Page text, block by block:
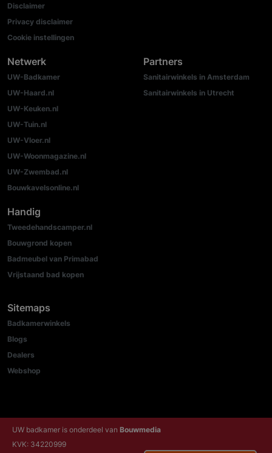
Disclaimer
Privacy disclaimer
Cookie instellingen
Netwerk
UW-Badkamer
UW-Haard.nl
UW-Keuken.nl
UW-Tuin.nl
UW-Vloer.nl
UW-Woonmagazine.nl
UW-Zwembad.nl
Bouwkavelsonline.nl
Partners
Sanitairwinkels in Amsterdam
Sanitairwinkels in Utrecht
Handig
Tweedehandscamper.nl
Bouwgrond kopen
Badmeubel van Primabad
Vrijstaand bad kopen
Sitemaps
Badkamerwinkels
Blogs
Dealers
Webshop
UW badkamer is onderdeel van Bouwmedia
KVK: 34220999